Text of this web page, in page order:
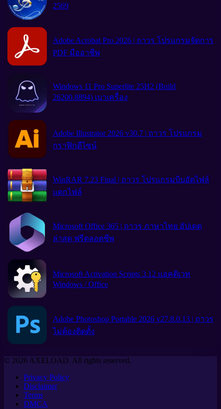
2569
Adobe Acrobat Pro 2026 | ถาวร โปรแกรมจัดการ
PDF มืออาชีพ
Windows 11 Pro Superlite 25H2 (Build
26200.8894) เบาเครื่อง
Adobe Illustrator 2026 v30.7 | ถาวร โปรแกรม
กราฟิกดีไซน์
WinRAR 7.23 Final | ถาวร โปรแกรมบีบอัดไฟล์
แตกไฟล์
Microsoft Office 365 | ถาวร ภาษาไทย อัปเดต
ล่าสุด ฟรีตลอดชีพ
Microsoft Activation Scripts 3.12 แอคติเวท
Windows / Office
Adobe Photoshop Portable 2026 v27.8.0.13 | ถาวร
ไม่ต้องติดตั้ง
© 2026 AXELOAD. All rights reserved.
Privacy Policy
Disclaimer
Terms
DMCA